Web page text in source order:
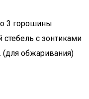
3 горошины
стебель с зонтиками
(для обжаривания)